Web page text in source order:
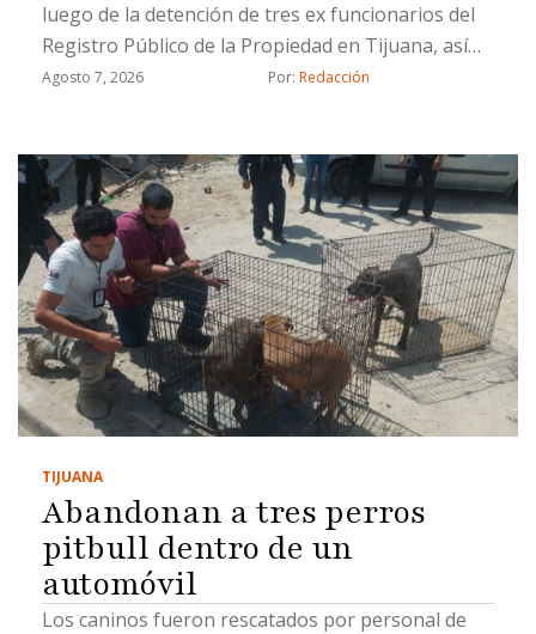
luego de la detención de tres ex funcionarios del
Registro Público de la Propiedad en Tijuana, así
como un civil, por hacer cambios de propiedad de
Buenrostro.Los detenidos están involucrados en
cambios de propietarios que se registraron con
documentación apócrifa; uno de ellos ya fue
vinculado a proceso, indicó Buenrostro.Los ex
funcionarios ligados al llamado "cártel
inmobiliario" ocuparon cargos de subregistrador
y analista y son acusados de fraude, fraude
procesal y uso de documentos falsos, detalló."Hay
varios grupos y tentáculos que maneja el cártel
detenidos por estos hechos y las investigaciones
…
Agosto 7, 2026 Por: Redacción
TIJUANA
Abandonan a tres perros
pitbull dentro de un
automóvil
Los caninos fueron rescatados por personal de